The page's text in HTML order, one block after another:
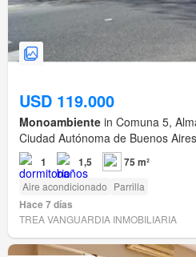
USD 119.000
Monoambiente in Comuna 5,
Ciudad Autónoma de Buenos Aires
1 1,5 75 m²
Aire acondicionado Parrilla
Hace 7 días
TREA VANGUARDIA INMOBILIARIA